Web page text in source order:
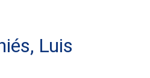
Luis